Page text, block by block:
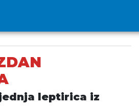
leptirica iz